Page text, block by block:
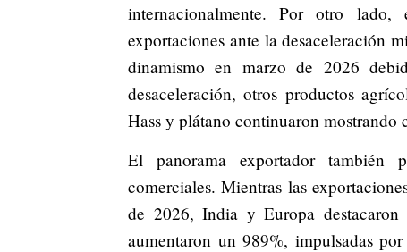
internacionalmente. Por otro
exportaciones ante la desaceleración
dinamismo en marzo de 2026
desaceleración, otros productos
Hass y plátano continuaron mostrando
El panorama exportador también
comerciales. Mientras las
de 2026, India y Europa
aumentaron un 989%, impulsadas